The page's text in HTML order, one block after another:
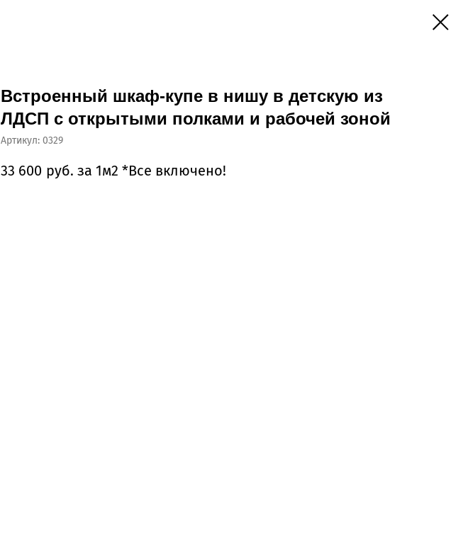
Встроенный шкаф-купе в нишу в детскую из
ЛДСП с открытыми полками и рабочей зоной
Артикул: 0329
33 600 руб. за 1м2 *Все включено!